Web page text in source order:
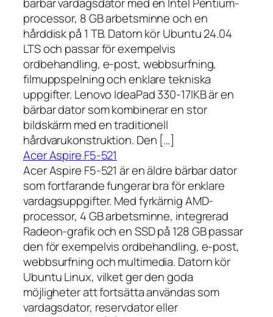
bärbar vardagsdator med en Intel Pentium-
processor, 8 GB arbetsminne och en
hårddisk på 1 TB. Datorn kör Ubuntu 24.04
LTS och passar för exempelvis
ordbehandling, e-post, webbsurfning,
filmuppspelning och enklare tekniska
uppgifter. Lenovo IdeaPad 330-17IKB är en
bärbar dator som kombinerar en stor
bildskärm med en traditionell
hårdvarukonstruktion. Den […]
Acer Aspire F5-521
Acer Aspire F5-521 är en äldre bärbar dator
som fortfarande fungerar bra för enklare
vardagsuppgifter. Med fyrkärnig AMD-
processor, 4 GB arbetsminne, integrerad
Radeon-grafik och en SSD på 128 GB passar
den för exempelvis ordbehandling, e-post,
webbsurfning och multimedia. Datorn kör
Ubuntu Linux, vilket ger den goda
möjligheter att fortsätta användas som
vardagsdator, reservdator eller